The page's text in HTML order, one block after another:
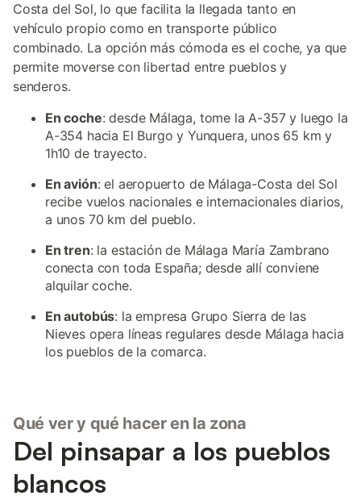
Costa del Sol, lo que facilita la llegada tanto en
vehículo propio como en transporte público
combinado. La opción más cómoda es el coche, ya que
permite moverse con libertad entre pueblos y
senderos.
En coche: desde Málaga, tome la A-357 y luego la
A-354 hacia El Burgo y Yunquera, unos 65 km y
1h10 de trayecto.
En avión: el aeropuerto de Málaga-Costa del Sol
recibe vuelos nacionales e internacionales diarios,
a unos 70 km del pueblo.
En tren: la estación de Málaga María Zambrano
conecta con toda España; desde allí conviene
alquilar coche.
En autobús: la empresa Grupo Sierra de las
Nieves opera líneas regulares desde Málaga hacia
los pueblos de la comarca.
Qué ver y qué hacer en la zona
Del pinsapar a los pueblos
blancos